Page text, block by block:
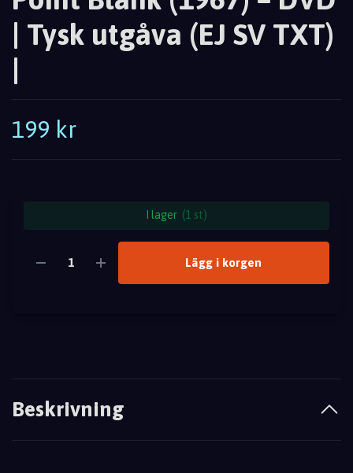
| Tysk utgåva (EJ SV TXT)
|
199 kr
I lager (1 st)
Lägg i korgen
Beskrivning